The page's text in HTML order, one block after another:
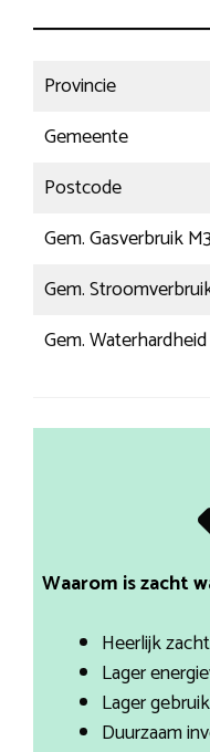
Provincie
Gemeente
Postcode
Gem. Gasverbruik
Gem.
Gem. Waterhardheid
Waarom is zacht
Heerlijk
Lager
Lager
Duurzaam